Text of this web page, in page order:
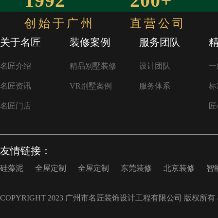
创始于广州 直营公司
关于名匠
名匠介绍
名匠资讯
名匠门店
装修案例
精品别墅装修
VR别墅案例
服务团队
设计团队
服务体系 标
友情链接：
硅藻泥 全屋定制 全屋定制 东莞装修 北京装修 智
COPYRIGHT 2023 广州市名匠装饰设计工程有限公司 版权所有